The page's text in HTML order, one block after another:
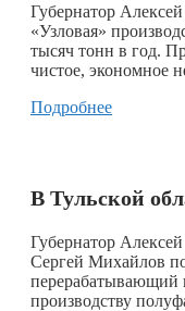
Губернатор
«Узловая»
тысяч тонн в год.
чистое, экономное
Подробнее
В Тульской
Губернатор
Сергей Михайлов
перерабатывающий
производству